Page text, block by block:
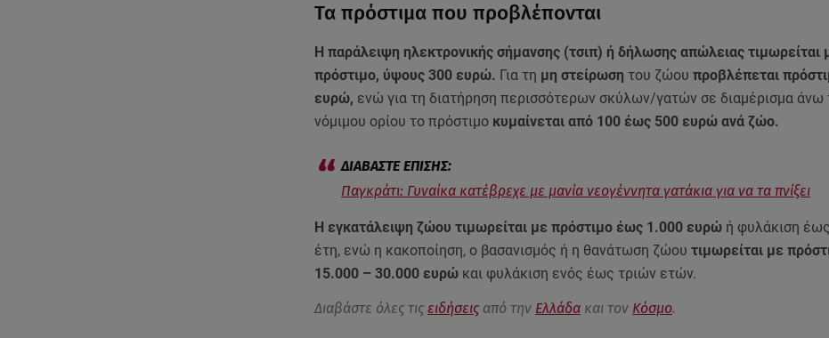
Τα πρόστιμα που προβλέπονται
Η παράλειψη ηλεκτρονικής σήμανσης (τσιπ) ή δήλωσης απώλειας τιμωρείται
πρόστιμο, ύψους 300 ευρώ. Για τη μη στείρωση του ζώου προβλέπεται
ευρώ, ενώ για τη διατήρηση περισσότερων σκύλων/γατών σε διαμέρισμα άνω
νόμιμου ορίου το πρόστιμο κυμαίνεται από 100 έως 500 ευρώ ανά ζώο.
Παγκράτι: Γυναίκα κατέβρεχε με μανία νεογέννητα γατάκια για να τα πνίξει
Η εγκατάλειψη ζώου τιμωρείται με πρόστιμο έως 1.000 ευρώή φυλάκιση
έτη, ενώ η κακοποίηση, ο βασανισμός ή η θανάτωση ζώου τιμωρείται με
15.000 – 30.000 ευρώκαι φυλάκιση ενός έως τριών ετών.
Διαβάστε όλες τις ειδήσειςαπό την Ελλάδακαι τον Κόσμο.